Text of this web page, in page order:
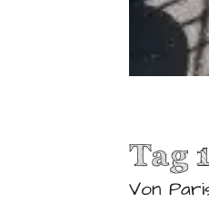
Tag
Von